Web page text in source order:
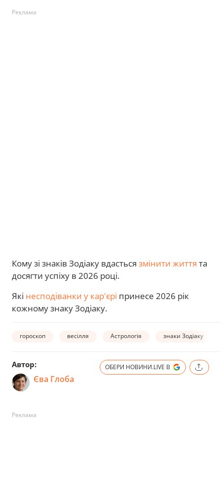
Реклама
Кому зі знаків Зодіаку вдасться змінити життя та
досягти успіху в 2026 році.
Які несподіванки у кар'єрі принесе 2026 рік
кожному знаку Зодіаку.
гороскоп весілля Астрологія знаки Зодіаку
Автор:
Єва Глоба
ОБЕРИ НОВИНИ.LIVE В
Реклама